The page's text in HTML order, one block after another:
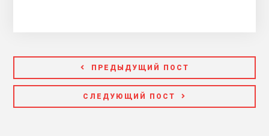
ПРЕДЫДУЩИЙ ПОСТ
СЛЕДУЮЩИЙ ПОСТ